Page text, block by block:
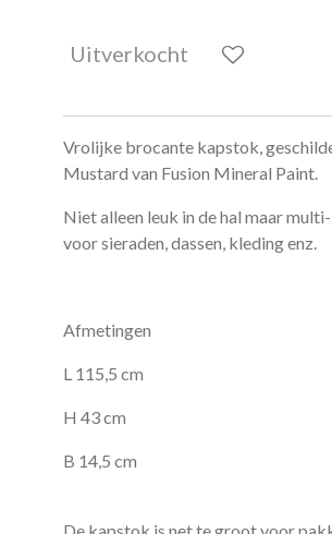
Uitverkocht
Vrolijke brocante kapstok,
Mustard van Fusion Mineral Paint.
Niet alleen leuk in de hal maar
voor sieraden, dassen, kleding enz.
Afmetingen
L 115,5 cm
H 43 cm
B 14,5 cm